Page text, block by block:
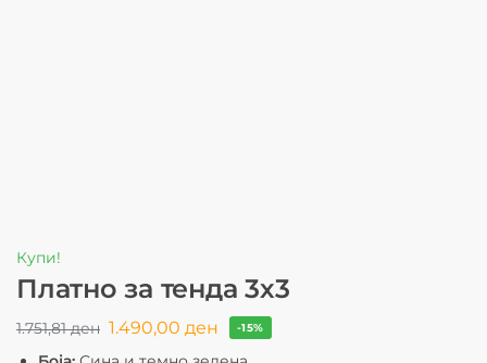
Купи!
Платно за тенда 3х3
1.751,81ден 1.490,00 ден -15%